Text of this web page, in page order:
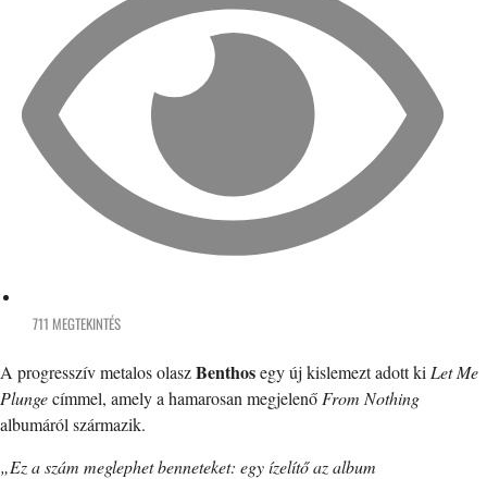
711 MEGTEKINTÉS
A progresszív metalos olaszBenthosegy új kislemezt adott ki Let Me
Plungecímmel, amely a hamarosan megjelenő From Nothing
albumáról származik.
„Ez a szám meglephet benneteket: egy ízelítő az album